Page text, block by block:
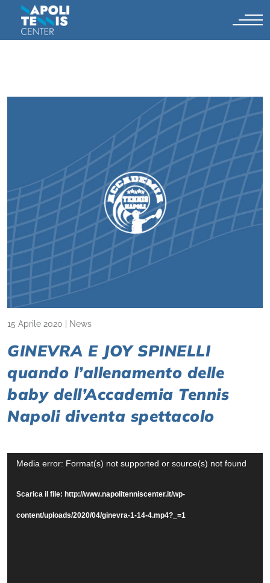
15 Aprile 2020 News
GINEVRA E JOY SPINELLI
quando l’allenamento delle
baby dell’Accademia Tennis
Napoli diventa spettacolo
Video
Media error: Format(s) not supported or source(s) not found
Scarica il file: http://www.napolitenniscenter.it/wp-
content/uploads/2020/04/ginevra-1-14-4.mp4?_=1